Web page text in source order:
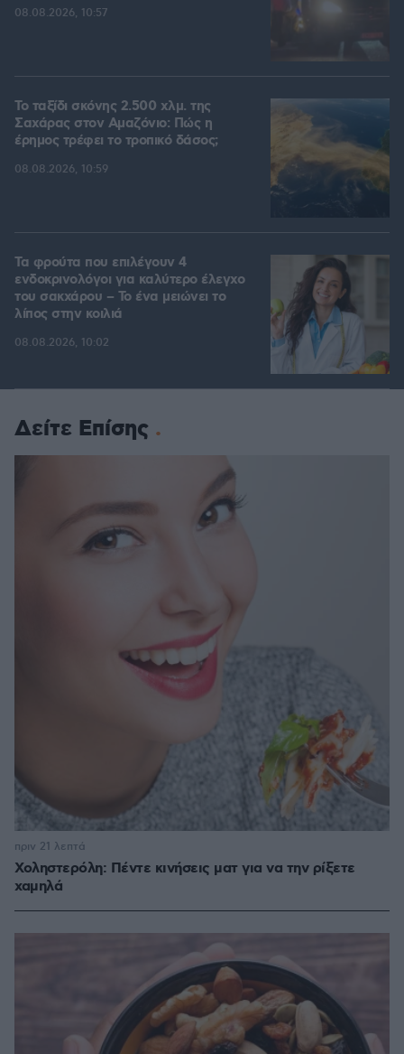
08.08.2026, 10:57
Το ταξίδι σκόνης 2.500 χλμ. της
Σαχάρας στον Αμαζόνιο: Πώς η
έρημος τρέφει το τροπικό δάσος;
08.08.2026, 10:59
Τα φρούτα που επιλέγουν 4
ενδοκρινολόγοι για καλύτερο έλεγχο
του σακχάρου – Το ένα μειώνει το
λίπος στην κοιλιά
08.08.2026, 10:02
Δείτε Επίσης
Χοληστερόλη: Πέντε κινήσεις ματ για να την ρίξετε
χαμηλά
πριν 21 λεπτά